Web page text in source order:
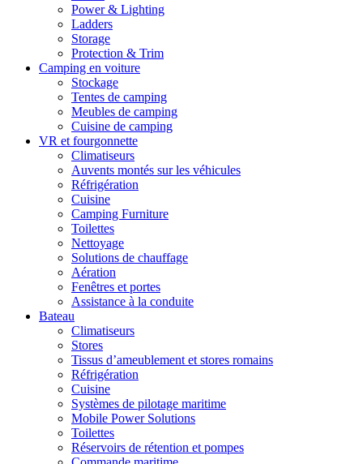
Power & Lighting
Ladders
Storage
Protection & Trim
Camping en voiture
Stockage
Tentes de camping
Meubles de camping
Cuisine de camping
VR et fourgonnette
Climatiseurs
Auvents montés sur les véhicules
Réfrigération
Cuisine
Camping Furniture
Toilettes
Nettoyage
Solutions de chauffage
Aération
Fenêtres et portes
Assistance à la conduite
Bateau
Climatiseurs
Stores
Tissus d’ameublement et stores romains
Réfrigération
Cuisine
Systèmes de pilotage maritime
Mobile Power Solutions
Toilettes
Réservoirs de rétention et pompes